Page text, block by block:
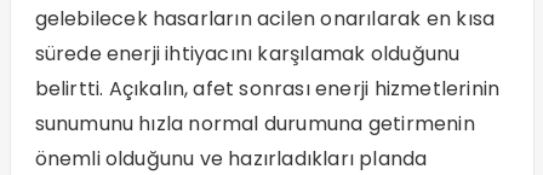
gelebilecek hasarların acilen onarılarak en kısa
sürede enerji ihtiyacını karşılamak olduğunu
belirtti. Açıkalın, afet sonrası enerji hizmetlerinin
sunumunu hızla normal durumuna getirmenin
önemli olduğunu ve hazırladıkları planda